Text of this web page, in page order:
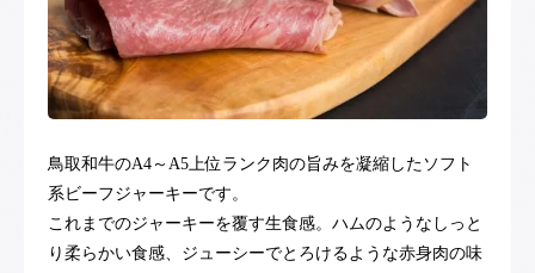
鳥取和牛のA4～A5上位ランク肉の旨みを凝縮したソフト
系ビーフジャーキーです。
これまでのジャーキーを覆す生食感。ハムのようなしっと
り柔らかい食感、ジューシーでとろけるような赤身肉の味